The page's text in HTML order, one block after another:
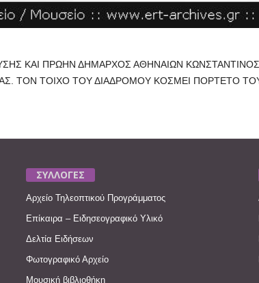
ΚΑΙ ΠΡΩΗΝ ΔΗΜΑΡΧΟΣ ΑΘΗΝΑΙΩΝ
ΤΟΝ ΤΟΙΧΟ ΤΟΥ ΔΙΑΔΡΟΜΟΥ ΚΟΣΜΕΙ ΠΟΡΤΕΤΟ
ΣΥΛΛΟΓΕΣ
Αρχείο Τηλεοπτικού Προγράμματος
Επίκαιρα – Ειδησεογραφικό Υλικό
Δελτία Ειδήσεων
Φωτογραφικό Αρχείο
Μουσική βιβλιοθήκη